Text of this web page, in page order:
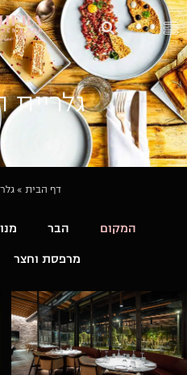
גלריית
דף הבית »
המקום הבר
מרפסת וחצר